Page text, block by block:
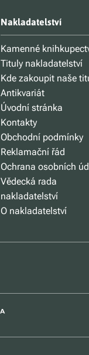
Nakladatelství
Kamenné
Tituly nakladatelství
Kde zakoupit naše
Antikvariát
Úvodní stránka
Kontakty
Obchodní podmínky
Reklamační řád
Ochrana osobních
Vědecká rada
nakladatelství
O nakladatelství